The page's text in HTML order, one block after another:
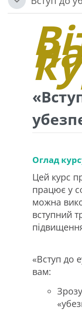
Rút gọn
на
Оглад
Цей курс
працює у
можна
вступний
«Вступ до
вам: